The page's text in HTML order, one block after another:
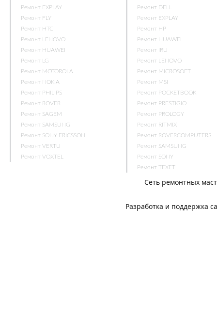
Ремонт EXPLAY
Ремонт FLY
Ремонт HTC
Ремонт LENOVO
Ремонт HUAWEI
Ремонт LG
Ремонт MOTOROLA
Ремонт NOKIA
Ремонт PHILIPS
Ремонт ROVER
Ремонт SAGEM
Ремонт SAMSUNG
Ремонт SONY ERICSSON
Ремонт VERTU
Ремонт VOXTEL
Ремонт DELL
Ремонт EXPLAY
Ремонт HP
Ремонт HUAWEI
Ремонт IRU
Ремонт LENOVO
Ремонт MICROSOFT
Ремонт MSI
Ремонт POCKETBOOK
Ремонт PRESTIGIO
Ремонт PROLOGY
Ремонт RITMIX
Ремонт ROVERCOMPUTERS
Ремонт SAMSUNG
Ремонт SONY
Ремонт TEXET
Сеть ремонтных
Разработка и поддержка